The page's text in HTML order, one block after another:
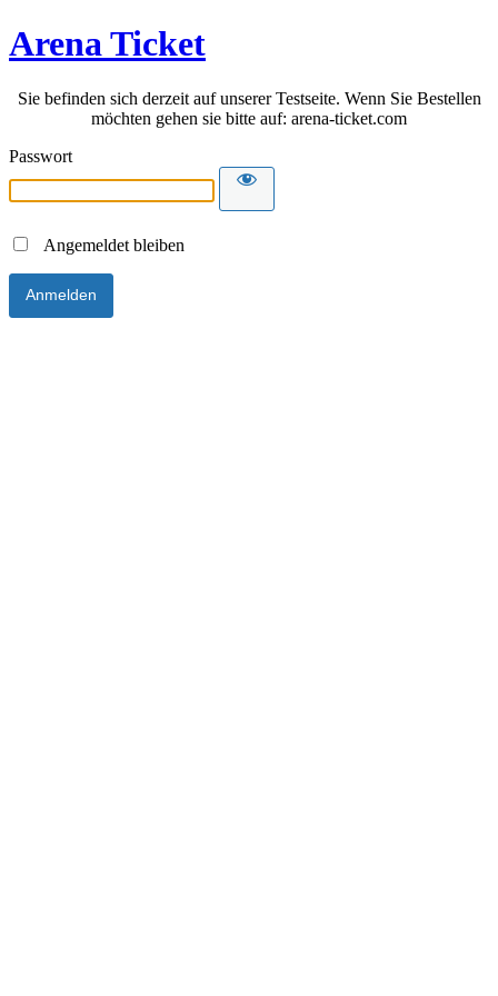
Arena Ticket
Sie befinden sich derzeit auf unserer Testseite. Wenn Sie Bestellen
möchten gehen sie bitte auf: arena-ticket.com
Passwort
Angemeldet bleiben